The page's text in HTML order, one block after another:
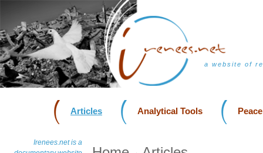
a website of
Articles Analytical Tools
Irenees.net is a